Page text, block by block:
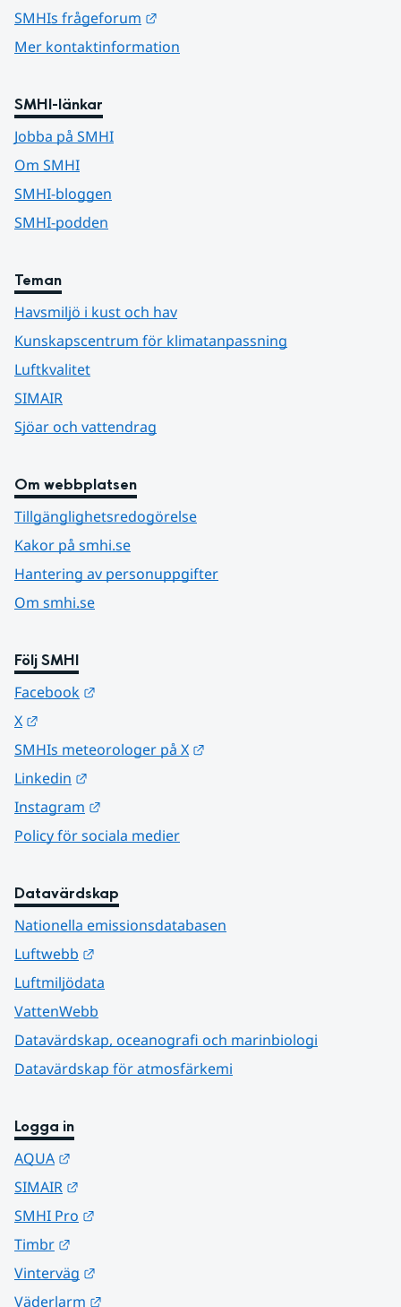
SMHIs frågeforum
Mer kontaktinformation
SMHI-länkar
Jobba på SMHI
Om SMHI
SMHI-bloggen
SMHI-podden
Teman
Havsmiljö i kust och hav
Kunskapscentrum för klimatanpassning
Luftkvalitet
SIMAIR
Sjöar och vattendrag
Om webbplatsen
Tillgänglighetsredogörelse
Kakor på smhi.se
Hantering av personuppgifter
Om smhi.se
Följ SMHI
Facebook
X
SMHIs meteorologer på X
Linkedin
Instagram
Policy för sociala medier
Datavärdskap
Nationella emissionsdatabasen
Luftwebb
Luftmiljödata
VattenWebb
Datavärdskap, oceanografi och marinbiologi
Datavärdskap för atmosfärkemi
Logga in
AQUA
SIMAIR
SMHI Pro
Timbr
Vinterväg
Väderlarm